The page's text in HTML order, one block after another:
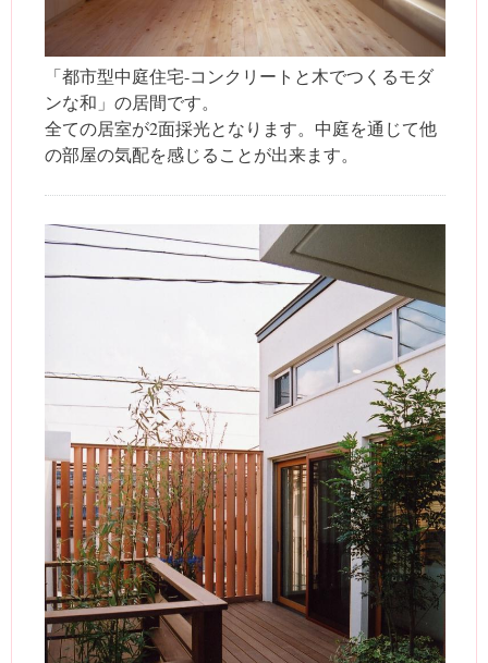
「都市型中庭住宅-コンクリートと木でつくるモダ
ンな和」の居間です。
全ての居室が2面採光となります。中庭を通じて他
の部屋の気配を感じることが出来ます。